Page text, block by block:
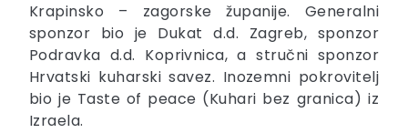
Krapinsko – zagorske županije. Generalni
sponzor bio je Dukat d.d. Zagreb, sponzor
Podravka d.d. Koprivnica, a stručni sponzor
Hrvatski kuharski savez. Inozemni pokrovitelj
bio je Taste of peace (Kuhari bez granica) iz
Izraela.